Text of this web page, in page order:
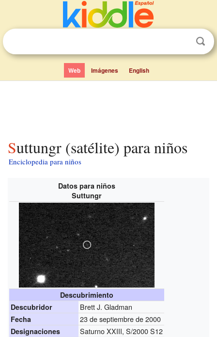
Web Imágenes English
Suttungr (satélite) para niños
Enciclopedia para niños
Datos para niños
Suttungr
Descubrimiento
Descubridor
Brett J. Gladman
Fecha 23 de septiembre de 2000
Designaciones Saturno XXIII, S/2000 S12